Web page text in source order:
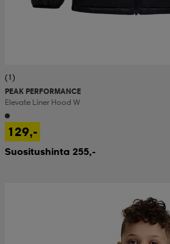
(1)
PEAK PERFORMANCE
Elevate Liner Hood W
129,-
Suositushinta 255,-